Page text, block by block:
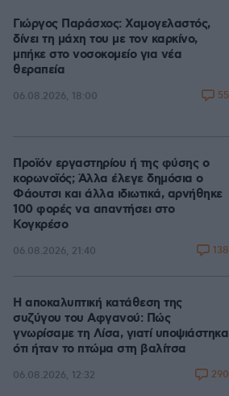
Γιώργος Παράσχος: Χαμογελαστός,
δίνει τη μάχη του με τον καρκίνο,
μπήκε στο νοσοκομείο για νέα
θεραπεία
06.08.2026, 18:00 55
Προϊόν εργαστηρίου ή της φύσης ο
κορωνοϊός; Άλλα έλεγε δημόσια ο
Φάουτσι και άλλα ιδιωτικά, αρνήθηκε
100 φορές να απαντήσει στο
Κογκρέσο
06.08.2026, 21:40 138
Η αποκαλυπτική κατάθεση της
συζύγου του Αφγανού: Πώς
γνωρίσαμε τη Λίσα, γιατί υποψιάστηκα
ότι ήταν το πτώμα στη βαλίτσα
06.08.2026, 12:32 290